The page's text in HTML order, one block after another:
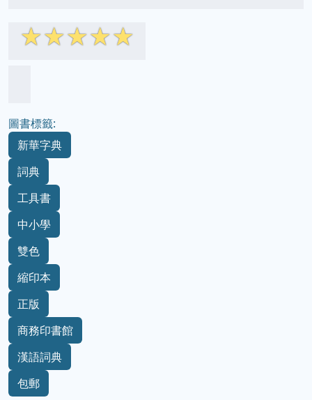
☆☆☆☆☆
圖書標籤:
新華字典
詞典
工具書
中小學
雙色
縮印本
正版
商務印書館
漢語詞典
包郵